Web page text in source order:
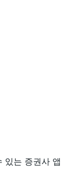
있는 증권사 앱